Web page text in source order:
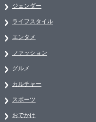
ジェンダー
ライフスタイル
エンタメ
ファッション
グルメ
カルチャー
スポーツ
おでかけ